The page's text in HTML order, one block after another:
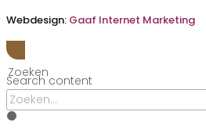
Webdesign: Gaaf Internet Marketing
Zoeken
Search content